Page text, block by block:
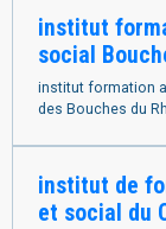
institut
social
institut formation
des Bouches du
institut de formation
et social du